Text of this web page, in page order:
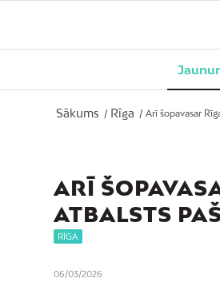
Sākums / Rīga / Arī šopavasar
ARĪ
ATBALSTS
RĪGA
06/03/2026